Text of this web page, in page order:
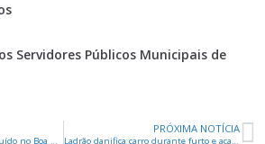
Servidores Públicos Municipais de
Carro pega fogo e fica destruído no Boa Vista
PRÓXIMA NOTÍCIA
Ladrão danifica carro durante furto e acaba preso pela PM